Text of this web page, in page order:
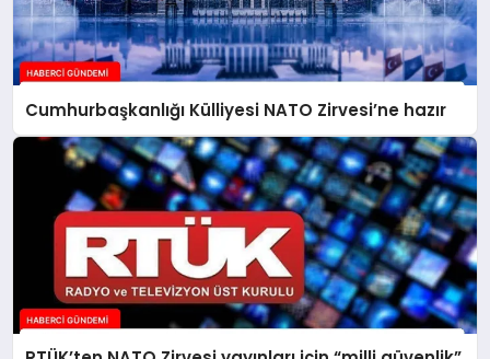
Cumhurbaşkanlığı Külliyesi NATO Zirvesi’ne hazır